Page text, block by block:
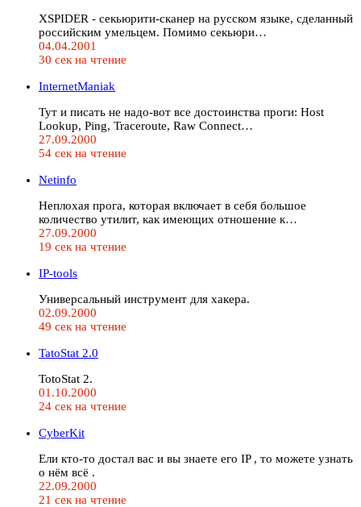
XSPIDER - секьюрити-сканер на русском языке, сделанный
российским умельцем. Помимо секьюри…
04.04.2001
30 сек на чтение
InternetManiak
Тут и писать не надо-вот все достоинства проги: Host
Lookup, Ping, Traceroute, Raw Connect…
27.09.2000
54 сек на чтение
Netinfo
Неплохая прога, которая включает в себя большое
количество утилит, как имеющих отношение к…
27.09.2000
19 сек на чтение
IP-tools
Универсальный инструмент для хакера.
02.09.2000
49 сек на чтение
TatoStat 2.0
TotoStat 2.
01.10.2000
24 сек на чтение
CyberKit
Ели кто-то достал вас и вы знаете его IP , то можете узнать
о нём всё .
22.09.2000
21 сек на чтение